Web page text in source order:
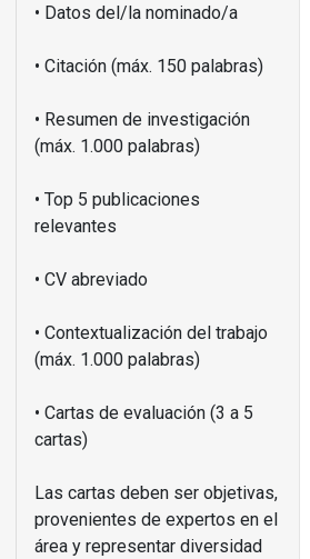
• Datos del/la nominado/a
• Citación (máx. 150 palabras)
• Resumen de investigación
(máx. 1.000 palabras)
• Top 5 publicaciones
relevantes
• CV abreviado
• Contextualización del trabajo
(máx. 1.000 palabras)
• Cartas de evaluación (3 a 5
cartas)
Las cartas deben ser objetivas,
provenientes de expertos en el
área y representar diversidad